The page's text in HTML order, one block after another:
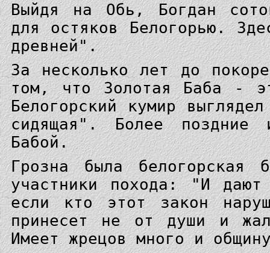
Выйдя на Обь, Богдан
для остяков Белогорью.
древней".
За несколько лет до
том, что Золотая Баба -
Белогорский кумир
сидящая". Более поздние
Бабой.
Грозна была
участники похода: "И
если кто этот закон
принесет не от души и
Имеет жрецов много и